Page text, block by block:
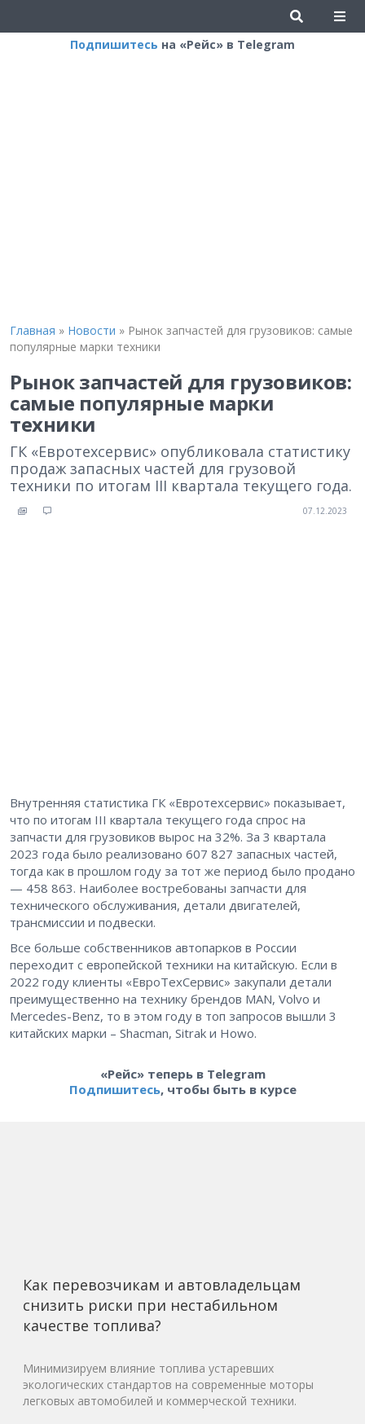
Подпишитесь на «Рейс» в Telegram
Главная » Новости » Рынок запчастей для грузовиков: самые
популярные марки техники
Рынок запчастей для грузовиков:
самые популярные марки
техники
ГК «Евротехсервис» опубликовала статистику
продаж запасных частей для грузовой
техники по итогам III квартала текущего года.
07.12.2023
Внутренняя статистика ГК «Евротехсервис» показывает,
что по итогам III квартала текущего года спрос на
запчасти для грузовиков вырос на 32%. За 3 квартала
2023 года было реализовано 607 827 запасных частей,
тогда как в прошлом году за тот же период было продано
— 458 863. Наиболее востребованы запчасти для
технического обслуживания, детали двигателей,
трансмиссии и подвески.
Все больше собственников автопарков в России
переходит с европейской техники на китайскую. Если в
2022 году клиенты «ЕвроТехСервис» закупали детали
преимущественно на технику брендов MAN, Volvo и
Mercedes-Benz, то в этом году в топ запросов вышли 3
китайских марки – Shacman, Sitrak и Howo.
«Рейс» теперь в Telegram
Подпишитесь, чтобы быть в курсе
Как перевозчикам и автовладельцам
снизить риски при нестабильном
качестве топлива?
Минимизируем влияние топлива устаревших
экологических стандартов на современные моторы
легковых автомобилей и коммерческой техники.